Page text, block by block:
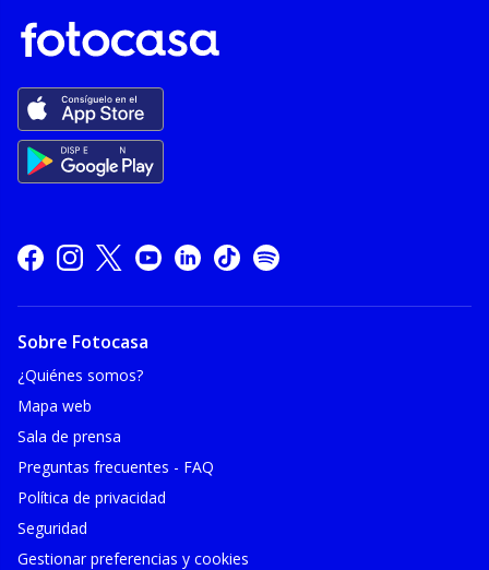
Sobre Fotocasa
¿Quiénes somos?
Mapa web
Sala de prensa
Preguntas frecuentes - FAQ
Política de privacidad
Seguridad
Gestionar preferencias y cookies